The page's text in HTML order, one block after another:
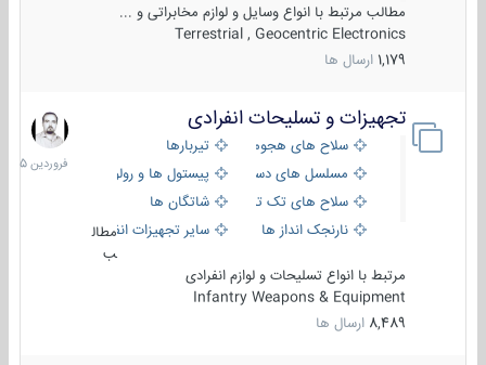
مطالب مرتبط با انواع وسایل و لوازم مخابراتی و ...
Terrestrial , Geocentric Electronics
1,179 ارسال ها
تجهیزات و تسلیحات انفرادی
سلاح های هجومی
تیربارها
مسلسل های دستی
پیستول ها و رولورها
سلاح های تک تیر اندازیشاتگان ها
نارنجک انداز ها
سایر تجهیزات انفرادی
مطال
ب
مرتبط با انواع تسلیحات و لوازم انفرادی
Infantry Weapons & Equipment
8,489 ارسال ها
17
فروردین
1405